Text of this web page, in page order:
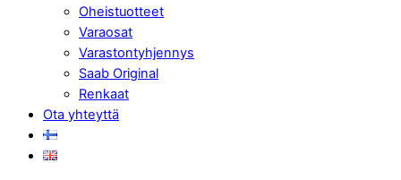
Oheistuotteet
Varaosat
Varastontyhjennys
Saab Original
Renkaat
Ota yhteyttä